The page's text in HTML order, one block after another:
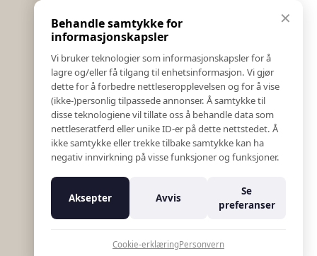
Informasjon
Salgs & Leveringsbetingelser
Registrer reklamasjon eller retur
Kontakt Oss
Bildebank
Følg Oss
Prislister
Etiske Retningslinjer
Åpenhetsloven
Varsling om kritikkverdige forhold
K18 Kurkalkulator
✕
Behandle samtykke for
informasjonskapsler
Vi bruker teknologier som informasjonskapsler for å
lagre og/eller få tilgang til enhetsinformasjon. Vi gjør
dette for å forbedre nettleseropplevelsen og for å vise
(ikke-)personlig tilpassede annonser. Å samtykke til
disse teknologiene vil tillate oss å behandle data som
nettleseratferd eller unike ID-er på dette nettstedet. Å
ikke samtykke eller trekke tilbake samtykke kan ha
negativ innvirkning på visse funksjoner og funksjoner.
Aksepter Avvis
Se
preferanser
Cookie-erklæringPersonvern
Eksklusive nyheter og
tilbud
Meld deg på vårt nyhetsbrev og hold deg oppdatert!
Her får du innblikk i nyheter, kampanjer og
konkurranser.
E-post